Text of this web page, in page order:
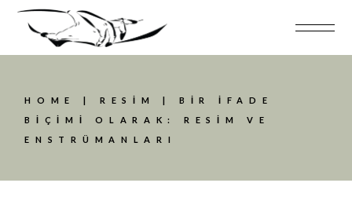
HOME RESIM
BIR İFADE
BIÇIMI OLARAK: RESIM VE
ENSTRÜMANLARI